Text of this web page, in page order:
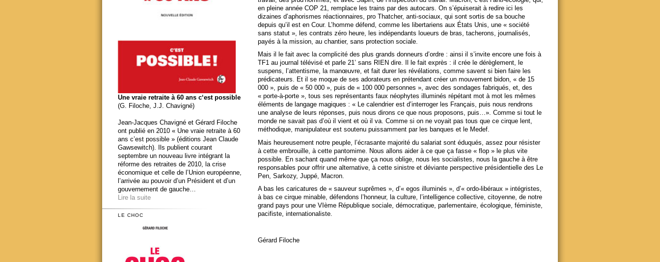
en pleine année COP 21, remplace les trains par des autocars. On s’épuiserait à redire ici les
dizaines d’aphorismes réactionnaires, pro Thatcher, anti-sociaux, qui sont sortis de sa bouche
depuis qu’il est en Cour. L’homme défend, comme les libertariens aux États Unis, une « société
sans statut », les contrats zéro heure, les indépendants loueurs de bras, tacherons, journalisés,
payés à la mission, au chantier, sans protection sociale.
Mais il le fait avec la complicité des plus grands donneurs d’ordre : ainsi il s’invite encore une fois à
TF1 au journal télévisé et parle 21’ sans RIEN dire. Il le fait exprès : il crée le dérèglement, le
suspens, l’attentisme, la manœuvre, et fait durer les révélations, comme savent si bien faire les
prédicateurs. Et il se moque de ses adorateurs en prétendant créer un mouvement bidon, « de 15
000 », puis de « 50 000 », puis de « 100 000 personnes », avec des sondages fabriqués, et, des
« porte-à-porte », tous ses représentants faux néophytes illuminés répétant mot à mot les mêmes
éléments de langage magiques : « Le calendrier est d’interroger les Français, puis nous rendrons
une analyse de leurs réponses, puis nous dirons ce que nous proposons, puis…». Comme si tout le
monde ne savait pas d’où il vient et où il va. Comme si on ne voyait pas tous que ce cirque lent,
méthodique, manipulateur est soutenu puissamment par les banques et le Medef.
Mais heureusement notre peuple, l’écrasante majorité du salariat sont éduqués, assez pour résister
à cette embrouille, à cette pantomime. Nous allons aider à ce que ça fasse « flop » le plus vite
possible. En sachant quand même que ça nous oblige, nous les socialistes, nous la gauche à être
responsables pour offrir une alternative, à cette sinistre et déviante perspective présidentielle des Le
Pen, Sarkozy, Juppé, Macron.
A bas les caricatures de « sauveur suprêmes », d’« egos illuminés », d’« ordo-libéraux » intégristes,
à bas ce cirque minable, défendons l’honneur, la culture, l’intelligence collective, citoyenne, de notre
grand pays pour une VIème République sociale, démocratique, parlementaire, écologique, féministe,
pacifiste, internationaliste.
Gérard Filoche
Une vraie retraite à 60 ans c‘est possible
(G. Filoche, J.J. Chavigné)
Jean-Jacques Chavigné et Gérard Filoche
ont publié en 2010 « Une vraie retraite à 60
ans c’est possible » (éditions Jean Claude
Gawsewitch). Ils publient courant
septembre un nouveau livre intégrant la
réforme des retraites de 2010, la crise
économique et celle de l’Union européenne,
l’arrivée au pouvoir d’un Président et d’un
gouvernement de gauche…
Lire la suite
LE CHOC